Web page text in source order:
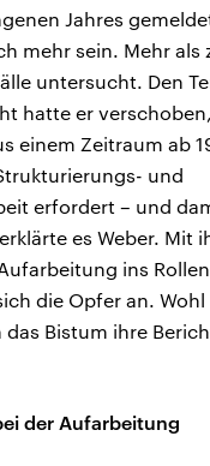
Jahres
mehr sein. Mehr als
untersucht. Den
hatte er
einem Zeitraum ab
und
erfordert – und
es Weber. Mit
ins
die Opfer an.
Bistum ihre
der Aufarbeitung